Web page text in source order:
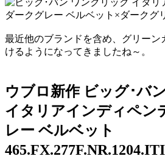
最近他のブランドを含め、グリーン
けるようになってきましたね～。
ウブロ新作 ビッグ･バ
イタリアインディペン
レー ベルベット